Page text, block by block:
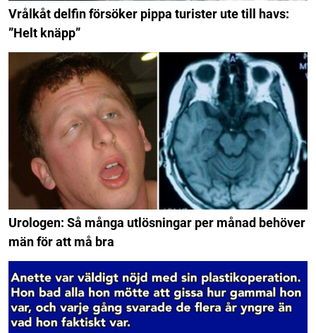
Vrålkåt delfin försöker pippa turister ute till havs:
”Helt knäpp”
Urologen: Så många utlösningar per månad behöver
män för att må bra